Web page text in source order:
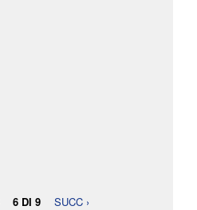
6 DI 9 SUCC ›